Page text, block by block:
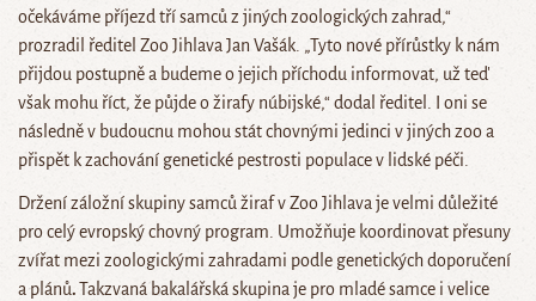
očekáváme příjezd tří samců z jiných zoologických zahrad,“
prozradil ředitel Zoo Jihlava Jan Vašák. „Tyto nové přírůstky k nám
přijdou postupně a budeme o jejich příchodu informovat, už teď
však mohu říct, že půjde o žirafy núbijské,“ dodal ředitel. I oni se
následně v budoucnu mohou stát chovnými jedinci v jiných zoo a
přispět k zachování genetické pestrosti populace v lidské péči.
Držení záložní skupiny samců žiraf v Zoo Jihlava je velmi důležité
pro celý evropský chovný program. Umožňuje koordinovat přesuny
zvířat mezi zoologickými zahradami podle genetických doporučení
a plánů.Takzvaná bakalářská skupina je pro mladé samce i velice